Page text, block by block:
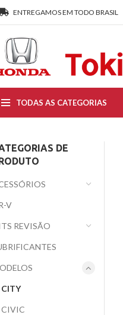
ENTREGAMOS EM TODO BRASIL
TODAS AS CATEGORIAS
DE
V
REVISÃO
CITY
CIVIC